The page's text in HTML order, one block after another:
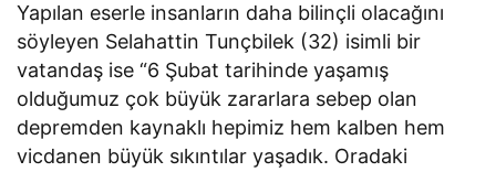
Yapılan eserle insanların daha bilinçli olacağını
söyleyen Selahattin Tunçbilek (32) isimli bir
vatandaş ise “6 Şubat tarihinde yaşamış
olduğumuz çok büyük zararlara sebep olan
depremden kaynaklı hepimiz hem kalben hem
vicdanen büyük sıkıntılar yaşadık. Oradaki